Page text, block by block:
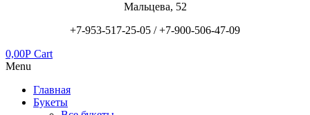
Мальцева, 52
+7-953-517-25-05 /+7-900-506-47-09
0,00Р Cart
Menu
Главная
Букеты